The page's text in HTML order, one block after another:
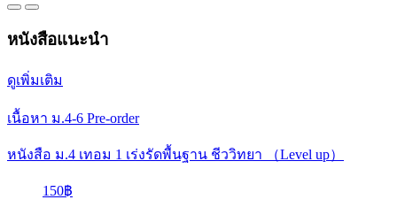
หนังสือแนะนำ
ดูเพิ่มเติม
เนื้อหา ม.4-6 Pre-order
หนังสือ ม.4 เทอม 1 เร่งรัดพื้นฐาน ชีววิทยา （Level up）
150฿